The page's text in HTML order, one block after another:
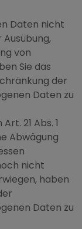
Daten nicht
von
Sie das
der
Daten zu
21 Abs. 1
Abwägung
nicht
haben
Daten zu